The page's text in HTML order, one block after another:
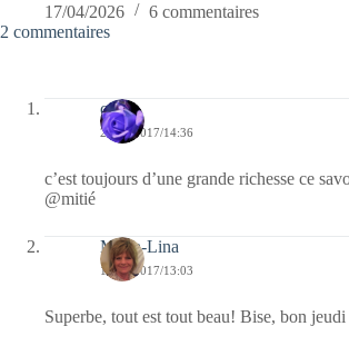
17/04/2026
6 commentaires
2 commentaires
covix
20/01/2017/14:36
c’est toujours d’une grande richesse ce
@mitié
Maria-Lina
19/01/2017/13:03
Superbe, tout est tout beau! Bise, bon